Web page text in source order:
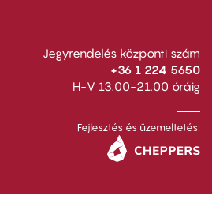
Jegyrendelés központi szám
+36 1 224 5650
H-V 13.00-21.00 óráig
Fejlesztés és üzemeltetés: